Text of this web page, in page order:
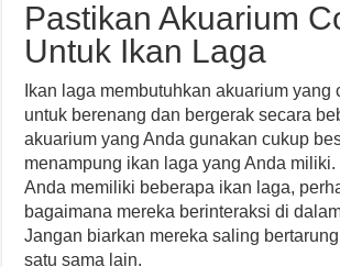
Pastikan Akuarium
Untuk Ikan Laga
Ikan laga membutuhkan akuarium yang
untuk berenang dan bergerak secara
akuarium yang Anda gunakan cukup
menampung ikan laga yang Anda
Anda memiliki beberapa ikan laga,
bagaimana mereka berinteraksi di
Jangan biarkan mereka saling
satu sama lain.